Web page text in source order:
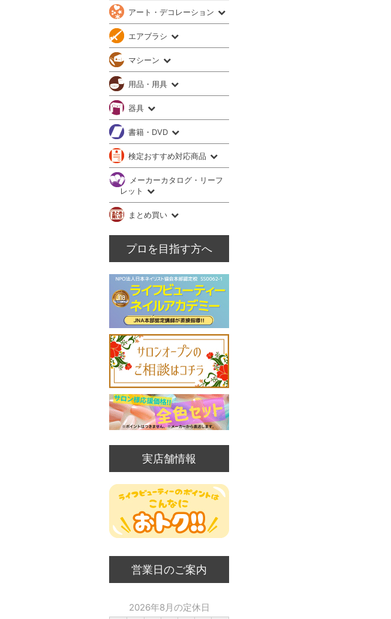
アート・デコレーション
エアブラシ
マシーン
用品・用具
器具
書籍・DVD
検定おすすめ対応商品
メーカーカタログ・リーフ
レット
まとめ買い
プロを目指す方へ
実店舗情報
営業日のご案内
2026年8月の定休日